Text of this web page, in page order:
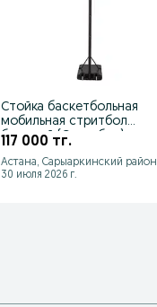
Стойка баскетбольная
мобильная стритбол
большой (Стритбол)
117 000 тг.
Астана, Сарыаркинский район
30 июля 2026 г.